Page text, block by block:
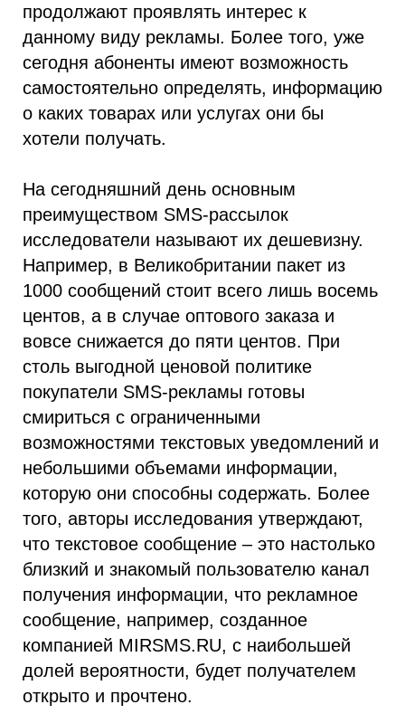
продолжают проявлять интерес к
данному виду рекламы. Более того, уже
сегодня абоненты имеют возможность
самостоятельно определять, информацию
о каких товарах или услугах они бы
хотели получать.
На сегодняшний день основным
преимуществом SMS-рассылок
исследователи называют их дешевизну.
Например, в Великобритании пакет из
1000 сообщений стоит всего лишь восемь
центов, а в случае оптового заказа и
вовсе снижается до пяти центов. При
столь выгодной ценовой политике
покупатели SMS-рекламы готовы
смириться с ограниченными
возможностями текстовых уведомлений и
небольшими объемами информации,
которую они способны содержать. Более
того, авторы исследования утверждают,
что текстовое сообщение – это настолько
близкий и знакомый пользователю канал
получения информации, что рекламное
сообщение, например, созданное
компанией MIRSMS.RU, с наибольшей
долей вероятности, будет получателем
открыто и прочтено.